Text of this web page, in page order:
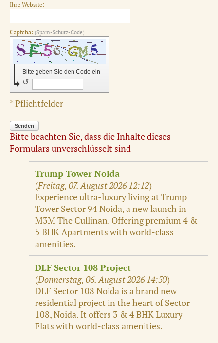
Ihre Website:
Captcha: (Spam-Schutz-Code)
Bitte geben Sie den Code ein
↺
* Pflichtfelder
Senden
Bitte beachten Sie, dass die Inhalte dieses
Formulars unverschlüsselt sind
Trump Tower Noida
(Freitag, 07. August 2026 12:12)
Experience ultra-luxury living at Trump
Tower Sector 94 Noida, a new launch in
M3M The Cullinan. Offering premium 4 &
5 BHK Apartments with world-class
amenities.
DLF Sector 108 Project
(Donnerstag, 06. August 2026 14:50)
DLF Sector 108 Noida is a brand new
residential project in the heart of Sector
108, Noida. It offers 3 & 4 BHK Luxury
Flats with world-class amenities.